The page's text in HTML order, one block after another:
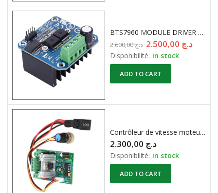
BTS7960 MODULE DRIVER MOTEUR 5.5-27V 43Amax HW-039
د.ج2.600,00 د.ج
Disponibilité: in stock
ADD TO CART
Contrôleur de vitesse moteur DC – SURENHAP – 6A/150W – Régulation PWM
د.ج
Disponibilité: in stock
ADD TO CART